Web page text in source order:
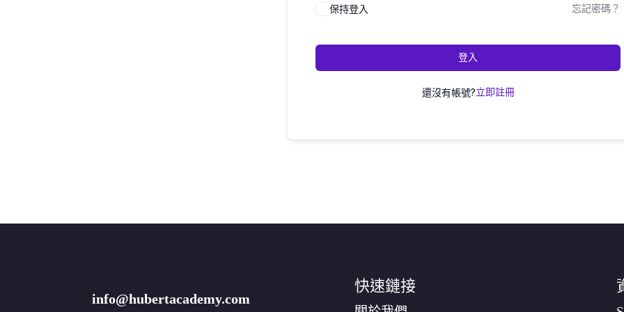
保持登入 忘記密碼？
登入
還沒有帳號?立即註冊
info@hubertacademy.com
快速鏈接